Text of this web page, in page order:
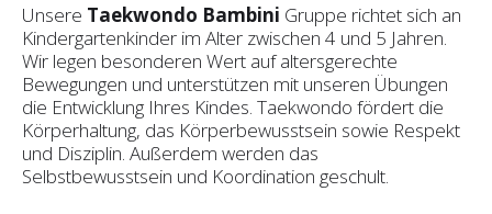
Unsere Taekwondo Bambini Gruppe richtet sich an
Kindergartenkinder im Alter zwischen 4 und 5 Jahren.
Wir legen besonderen Wert auf altersgerechte
Bewegungen und unterstützen mit unseren Übungen
die Entwicklung Ihres Kindes. Taekwondo fördert die
Körperhaltung, das Körperbewusstsein sowie Respekt
und Disziplin. Außerdem werden das
Selbstbewusstsein und Koordination geschult.